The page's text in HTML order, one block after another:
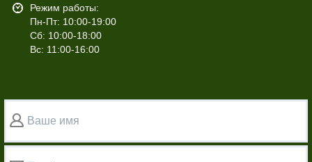
Режим работы:
Пн-Пт: 10:00-19:00
Сб: 10:00-18:00
Вс: 11:00-16:00
Ваше имя